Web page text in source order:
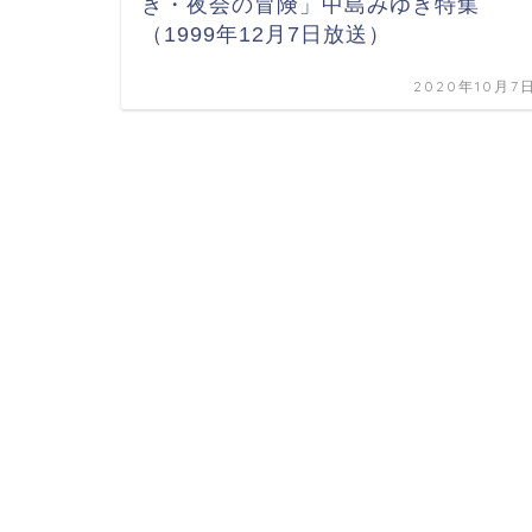
（1999年12月7日放送）
2020年10月7